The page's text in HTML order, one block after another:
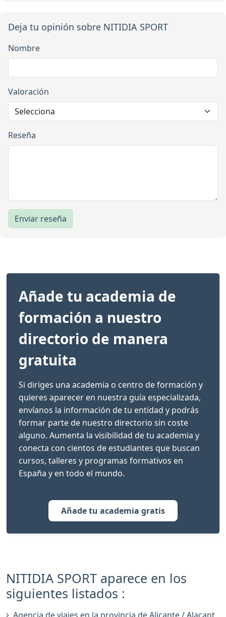
Deja tu opinión sobre NITIDIA SPORT
Nombre
Valoración
Reseña
Enviar reseña
Añade tu academia de
formación a nuestro
directorio de manera
gratuita
Si diriges una academia o centro de formación y
quieres aparecer en nuestra guía especializada,
envíanos la información de tu entidad y podrás
formar parte de nuestro directorio sin coste
alguno. Aumenta la visibilidad de tu academia y
conecta con cientos de estudiantes que buscan
cursos, talleres y programas formativos en
España y en todo el mundo.
Añade tu academia gratis
NITIDIA SPORT aparece en los
siguientes listados :